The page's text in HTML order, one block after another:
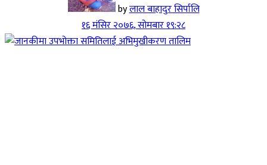
byलाल बाहादुर सिर्पालि
१६ मंसिर २०७६, सोमबार १९:२८